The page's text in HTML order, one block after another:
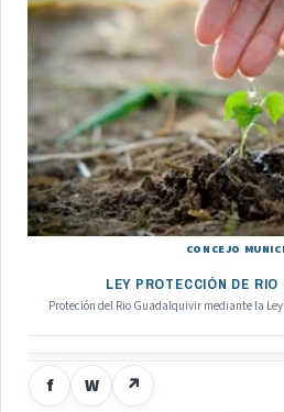
CONCEJO
LEY PROTECCIÓN DE
Proteción del Rio Guadalquivir mediante la
f W ↗